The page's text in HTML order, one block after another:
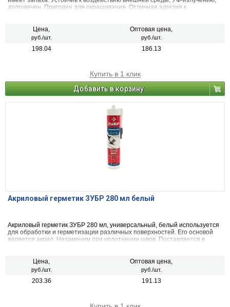
долговечен. Пригоден для окрашивания. Отличная адгезия к
Цена,
руб./шт.
Оптовая цена,
руб./шт.
198.04 186.13
Купить в 1 клик
Добавить в корзину
Акриловый герметик ЗУБР 280 мл белый
Акриловый герметик ЗУБР 280 мл, универсальный, белый используется
для обработки и герметизации различных поверхностей. Его основой
является акрил. Незаменим при уплотнении швов. Поставляется в
Цена,
руб./шт.
Оптовая цена,
руб./шт.
203.36 191.13